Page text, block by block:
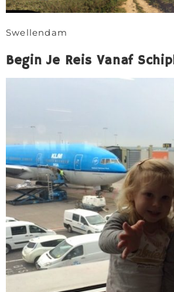
Swellendam
Begin Je Reis Vanaf